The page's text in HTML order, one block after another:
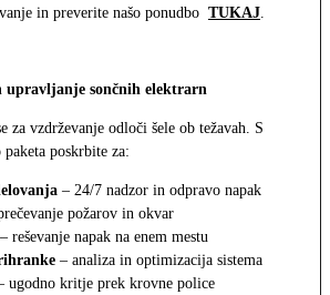
in preverite našo ponudbo TUKAJ.
upravljanje sončnih elektrarn
za vzdrževanje odloči šele ob težavah. S
poskrbite za:
– 24/7 nadzor in odpravo napak
požarov in okvar
– reševanje napak na enem mestu
– analiza in optimizacija sistema
ugodno kritje prek krovne police